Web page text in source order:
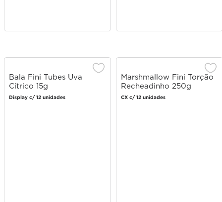
Bala Fini Tubes Uva
Cítrico 15g
Display c/ 12 unidades
Marshmallow Fini Torção
Recheadinho 250g
CX c/ 12 unidades